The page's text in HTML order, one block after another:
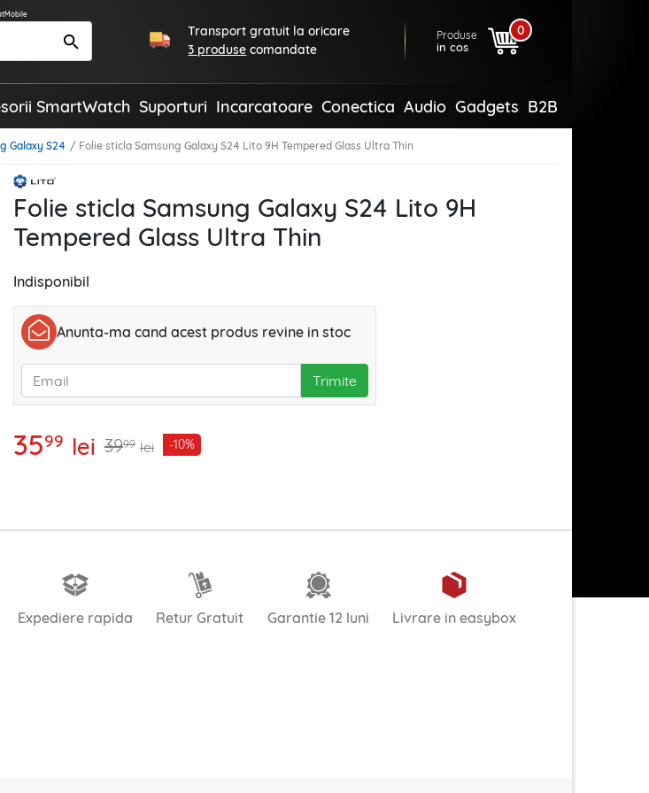
Transport gratuit la oricare
3 produse comandate
Produse
in cos
0
SmartWatch Suporturi Incarcatoare Conectica Audio Gadgets B2B
Galaxy S24 Folie sticla Samsung Galaxy S24 Lito 9H Tempered Glass Ultra Thin
Folie sticla Samsung Galaxy S24 Lito 9H
Tempered Glass Ultra Thin
Indisponibil
Anunta-ma cand acest produs revine in stoc
Trimite
3599 lei 3999 lei -10%
Expediere rapida Retur Gratuit Garantie 12 luni Livrare in easybox